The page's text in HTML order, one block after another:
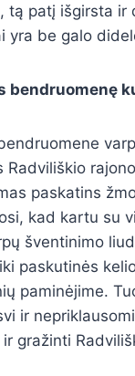
tą patį išgirsta ir
yra be galo
bendruomenę
Radviliškio
paskatins
kad kartu su
šventinimo
paskutinės
paminėjime.
ir
gražinti